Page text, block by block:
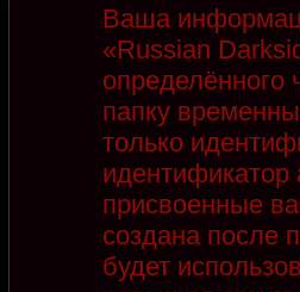
Ваша
«Russian
папку
только
идентификатор
присвоенные
создана после
будет